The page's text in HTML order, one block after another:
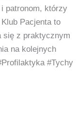
patronom, którzy
Pacjenta to
się z praktycznym
na kolejnych
#Tychy